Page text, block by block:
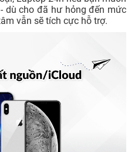
dù cho đã hư hỏng đến mức
vẫn sẽ tích cực hỗ trợ.